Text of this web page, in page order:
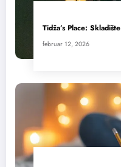
Tidža’s Place: Skladište
februar 12, 2026